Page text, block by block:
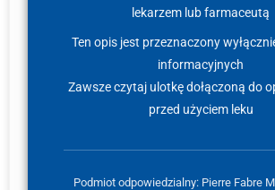
lekarzem lub farmaceutą
Ten opis jest przeznaczony
informacyjnych
Zawsze czytaj ulotkę dołączoną do
przed użyciem leku
Podmiot odpowiedzialny: Pierre Fabre